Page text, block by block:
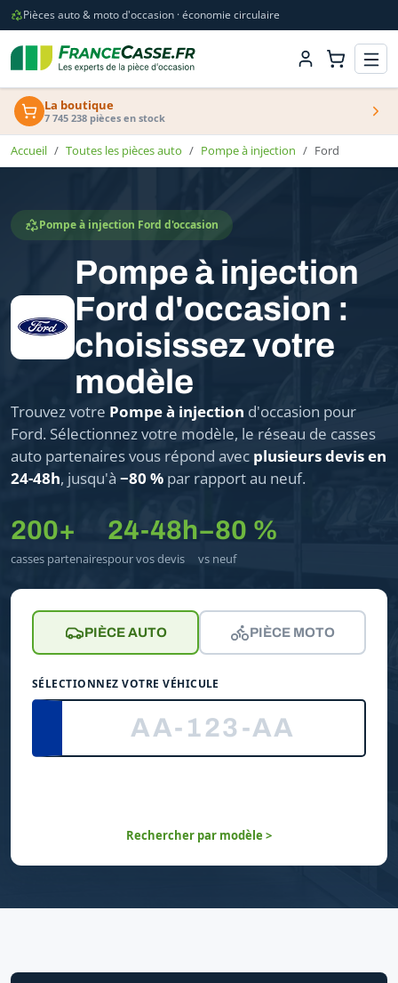
Pièces auto & moto d'occasion · économie circulaire
La boutique
7 745 238 pièces en stock
Accueil Toutes les pièces auto Pompe à injection Ford
Pompe à injection Ford d'occasion
Pompe à injection
Ford d'occasion :
choisissez votre
modèle
Trouvez votre Pompe à injection d'occasion pour
Ford. Sélectionnez votre modèle, le réseau de casses
auto partenaires vous répond avec plusieurs devis en
24-48h, jusqu'à −80 % par rapport au neuf.
200+
casses partenaires
24-48h
pour vos devis
−80 %
vs neuf
PIÈCE AUTO PIÈCE MOTO
SÉLECTIONNEZ VOTRE VÉHICULE
Rechercher par modèle >